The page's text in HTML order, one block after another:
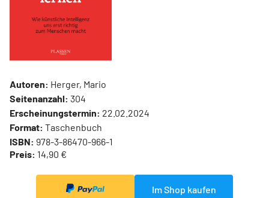
Autoren: Herger, Mario
Seitenanzahl: 304
Erscheinungstermin: 22.02.2024
Format: Taschenbuch
ISBN: 978-3-86470-966-1
Preis: 14,90 €
Im Shop kaufen